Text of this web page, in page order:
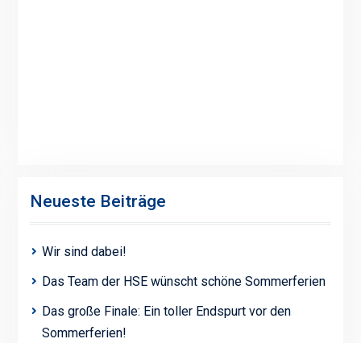
Neueste Beiträge
Wir sind dabei!
Das Team der HSE wünscht schöne Sommerferien
Das große Finale: Ein toller Endspurt vor den
Sommerferien!